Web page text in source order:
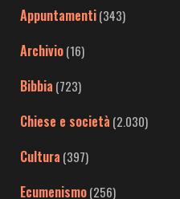
Appuntamenti(343)
Archivio(16)
Bibbia (723)
Chiese e società (2.030)
Cultura (397)
Ecumenismo(256)